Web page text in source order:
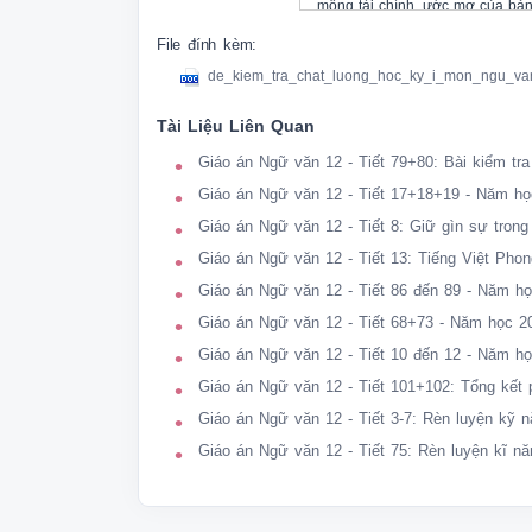
mộng tài chính, ước mơ của
Bạn vào Facebook để xem
mình nhìn đồng hồ đã hơn một
hàng loạt video giải trí, ca nhạc,
thôi, ngoảnh lại đã quá 12 giờ
Đang làm việc với chiếc máy
được quá 30 phút.
Kết quả bạn không thể hoàn
thói quen ăn vào tiềm thức,
điều xa vời.
(10 điều khác biệt giữa người
1980 Books, NXB Lao động,
Câu 1. Theo tác giả, đâu là bí
văn sau:
File đính kèm:
Tài Liệu Liên Quan
Giáo án Ngữ văn 12 - Tiết 79+80: Bài kiểm
Giáo án Ngữ văn 12 - Tiết 17+18+19 - Năm
Giáo án Ngữ văn 12 - Tiết 8: Giữ gìn sự
Giáo án Ngữ văn 12 - Tiết 13: Tiếng Việt
Giáo án Ngữ văn 12 - Tiết 86 đến 89 - Năm
Giáo án Ngữ văn 12 - Tiết 68+73 - Năm học
Giáo án Ngữ văn 12 - Tiết 10 đến 12 - Năm
Giáo án Ngữ văn 12 - Tiết 101+102: Tổng kết
Giáo án Ngữ văn 12 - Tiết 3-7: Rèn luyện kỹ
Giáo án Ngữ văn 12 - Tiết 75: Rèn luyện kĩ